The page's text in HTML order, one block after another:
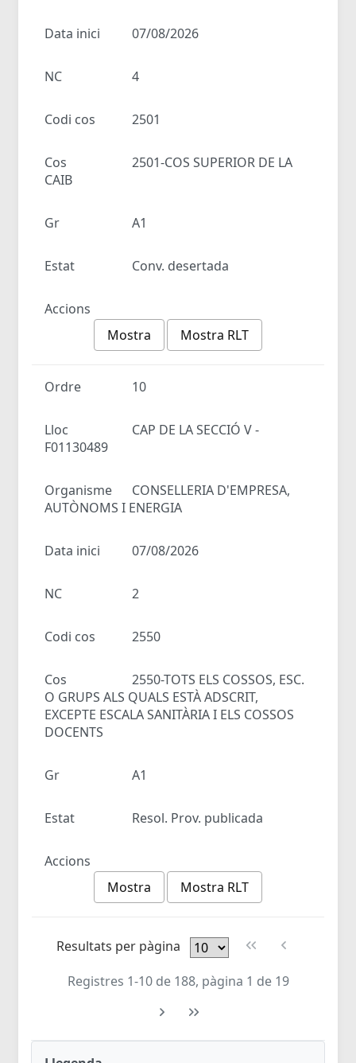
Data inici 07/08/2026
NC 4
Codi cos 2501
Cos
2501-COS SUPERIOR DE LA
CAIB
Gr A1
Estat Conv. desertada
Accions
Mostra
Mostra RLT
Ordre 10
Lloc
CAP DE LA SECCIÓ V -
F01130489
Organisme
CONSELLERIA D'EMPRESA,
AUTÒNOMS I ENERGIA
Data inici 07/08/2026
NC 2
Codi cos 2550
Cos
2550-TOTS ELS COSSOS, ESC.
O GRUPS ALS QUALS ESTÀ ADSCRIT,
EXCEPTE ESCALA SANITÀRIA I ELS COSSOS
DOCENTS
Gr A1
Estat Resol. Prov. publicada
Accions
Mostra
Mostra RLT
Resultats per pàgina
Registres 1-10 de 188, pàgina 1 de 19